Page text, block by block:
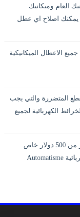
العام وميكانيك
يمكنك اصلاح اي عطل
الاعطال الميكانيكية
المتضررة والتي يجب
الكهربائية لجميع
اكثر من مليون كتاب يبلغ ثمنها اكثر من 500 دولار خاص
بالكهرباء الصناعية والتمديدات الكهربائية Automatisme